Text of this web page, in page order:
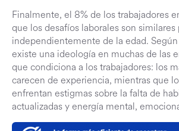
Finalmente, el 8% de los trabajadores
que los desafíos laborales son similares
independientemente de la edad.
existe una ideología en muchas de las
que condiciona a los trabajadores: los
carecen de experiencia, mientras que
enfrentan estigmas sobre la falta de
actualizadas y energía mental,